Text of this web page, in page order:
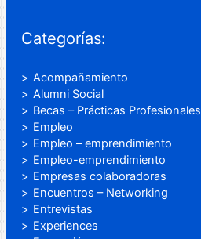
Categorías:
Acompañamiento
Alumni Social
Becas – Prácticas Profesionales
Empleo
Empleo – emprendimiento
Empleo-emprendimiento
Empresas colaboradoras
Encuentros – Networking
Entrevistas
Experiences